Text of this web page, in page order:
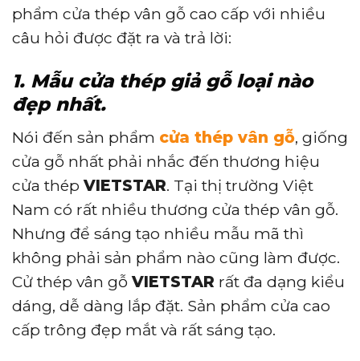
phẩm cửa thép vân gỗ cao cấp với nhiều
câu hỏi được đặt ra và trả lời:
1. Mẫu cửa thép giả gỗ loại nào
đẹp nhất.
Nói đến sản phẩm cửa thép vân gỗ, giống
cửa gỗ nhất phải nhắc đến thương hiệu
cửa thép VIETSTAR. Tại thị trường Việt
Nam có rất nhiều thương cửa thép vân gỗ.
Nhưng để sáng tạo nhiều mẫu mã thì
không phải sản phẩm nào cũng làm được.
Cử thép vân gỗ VIETSTAR rất đa dạng kiểu
dáng, dễ dàng lắp đặt. Sản phẩm cửa cao
cấp trông đẹp mắt và rất sáng tạo.